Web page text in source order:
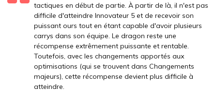
tactiques en début de partie. À partir de là, il n'est pas
difficile d'atteindre Innovateur 5 et de recevoir son
puissant ours tout en étant capable d'avoir plusieurs
carrys dans son équipe. Le dragon reste une
récompense extrêmement puissante et rentable.
Toutefois, avec les changements apportés aux
optimisations (qui se trouvent dans Changements
majeurs), cette récompense devient plus difficile à
atteindre.